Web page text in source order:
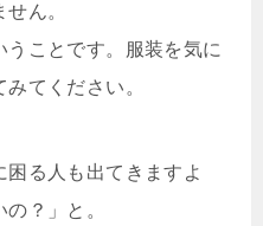
ん。
ことです。服装を気に
てください。
る人も出てきますよ
？」と。